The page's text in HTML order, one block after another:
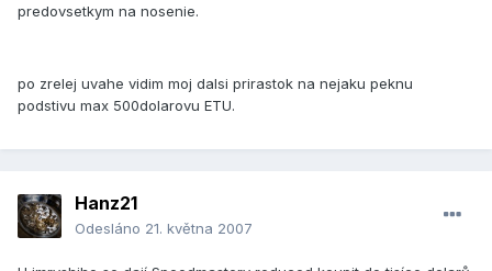
predovsetkym na nosenie.
po zrelej uvahe vidim moj dalsi prirastok na nejaku peknu
podstivu max 500dolarovu ETU.
Hanz21
Odesláno 21. května 2007